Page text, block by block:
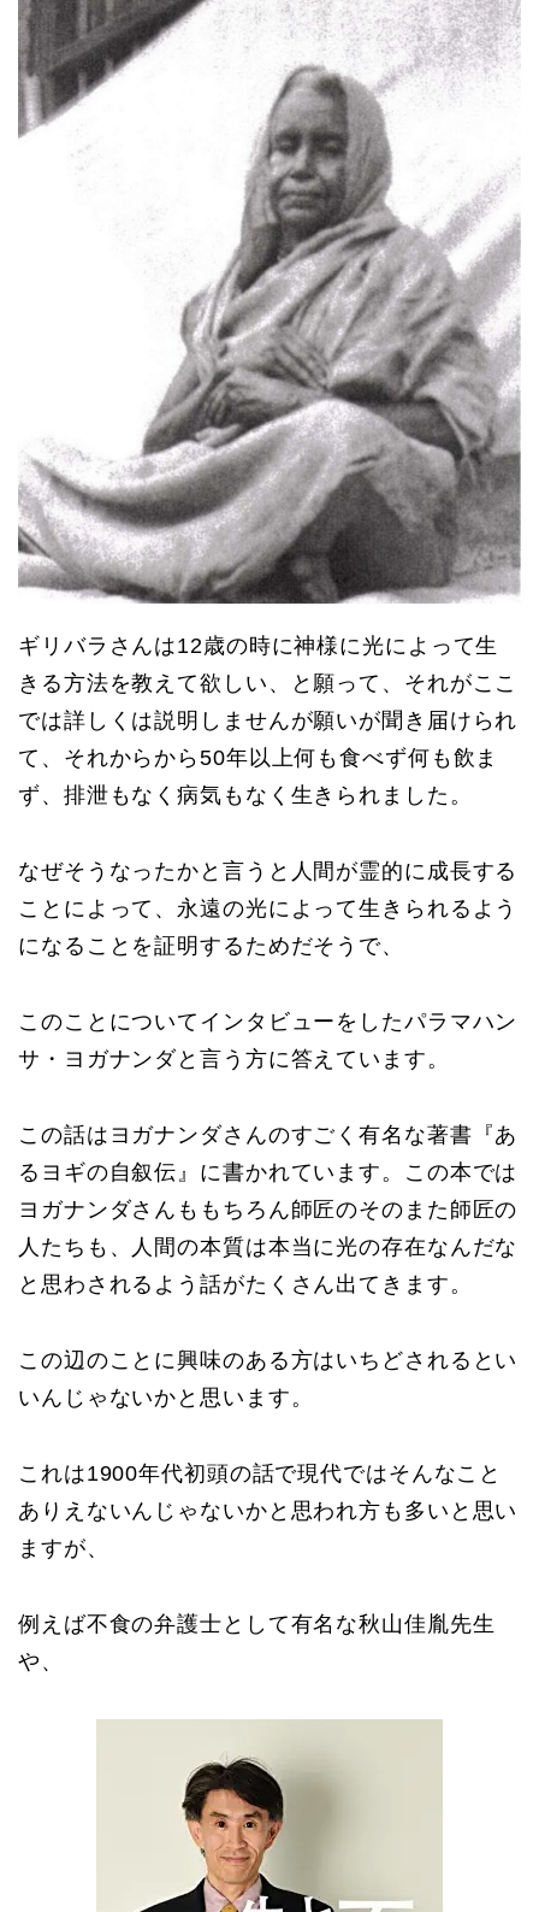
ギリバラさんは12歳の時に神様に光によって生
きる方法を教えて欲しい、と願って、それがここ
では詳しくは説明しませんが願いが聞き届けられ
て、それからから50年以上何も食べず何も飲ま
ず、排泄もなく病気もなく生きられました。
なぜそうなったかと言うと人間が霊的に成長する
ことによって、永遠の光によって生きられるよう
になることを証明するためだそうで、
このことについてインタビューをしたパラマハン
サ・ヨガナンダと言う方に答えています。
この話はヨガナンダさんのすごく有名な著書『あ
るヨギの自叙伝』に書かれています。この本では
ヨガナンダさんももちろん師匠のそのまた師匠の
人たちも、人間の本質は本当に光の存在なんだな
と思わされるよう話がたくさん出てきます。
この辺のことに興味のある方はいちどされるとい
いんじゃないかと思います。
これは1900年代初頭の話で現代ではそんなこと
ありえないんじゃないかと思われ方も多いと思い
ますが、
例えば不食の弁護士として有名な秋山佳胤先生
や、